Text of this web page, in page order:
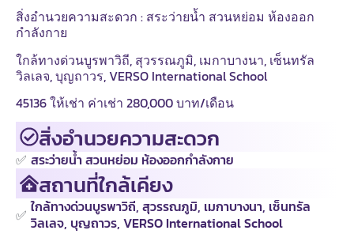
สิ่งอำนวยความสะดวก : สระว่ายน้ำ สวนหย่อม ห้องออก
กำลังกาย
ใกล้ทางด่วนบูรพาวิถี, สุวรรณภูมิ, เมกาบางนา, เซ็นทรัล
วิลเลจ, บุญถาวร, VERSO International School
45136 ให้เช่า ค่าเช่า 280,000 บาท/เดือน
สิ่งอำนวยความสะดวก
✅ สระว่ายน้ำ สวนหย่อม ห้องออกกำลังกาย
สถานที่ใกล้เคียง
✅ ใกล้ทางด่วนบูรพาวิถี, สุวรรณภูมิ, เมกาบางนา, เซ็นทรัล
วิลเลจ, บุญถาวร, VERSO International School